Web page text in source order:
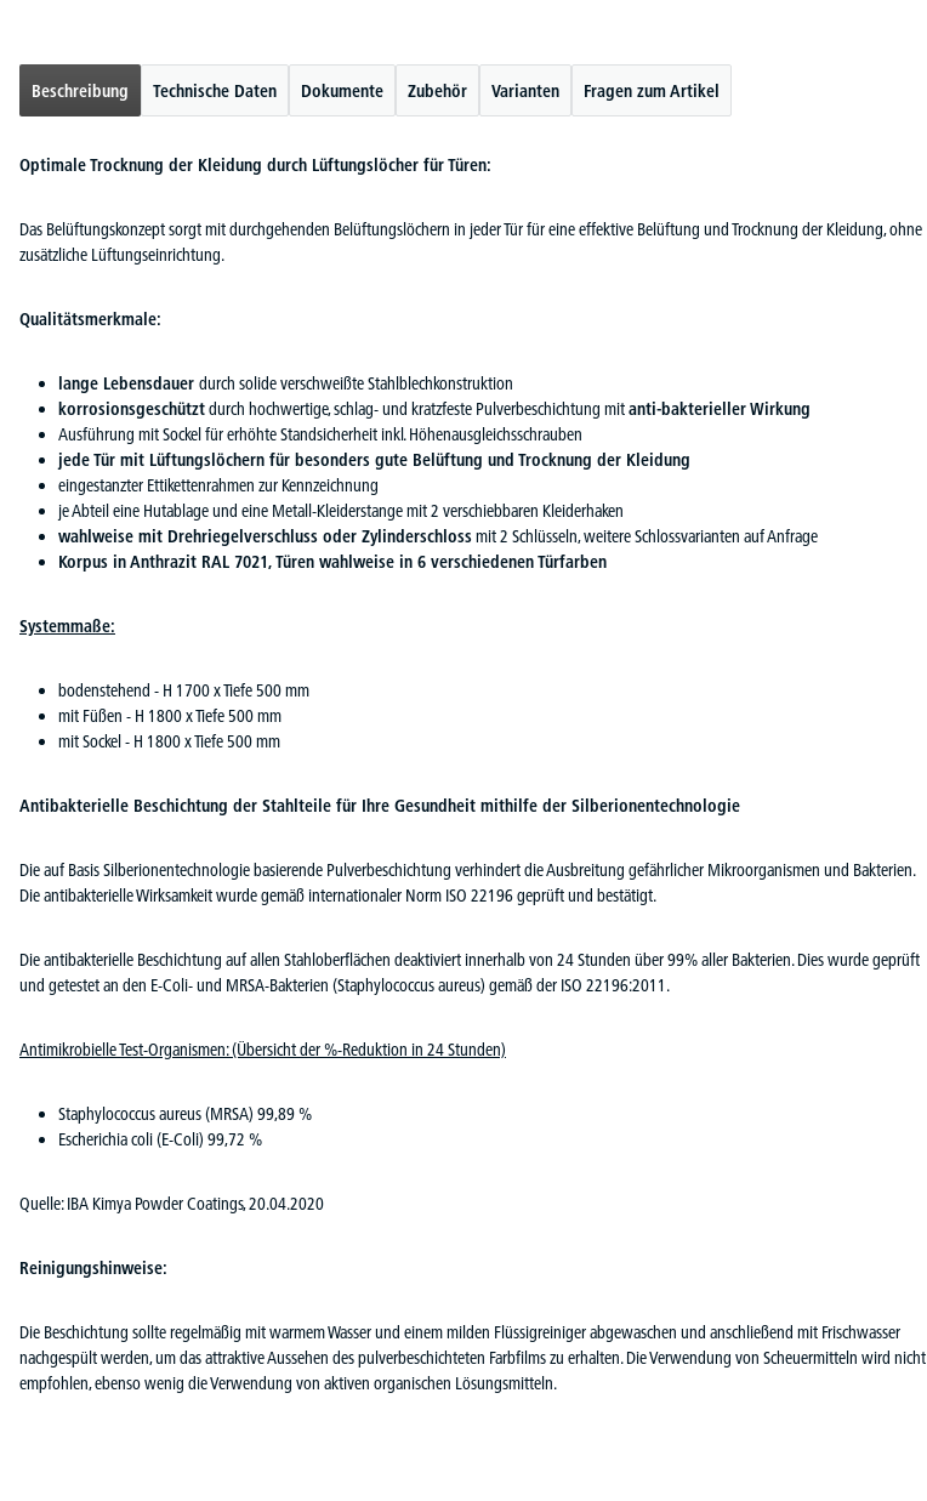
Beschreibung Technische Daten Dokumente Zubehör Varianten Fragen zum Artikel
Optimale Trocknung der Kleidung durch Lüftungslöcher für Türen:
Das Belüftungskonzept sorgt mit durchgehenden Belüftungslöchern in jeder Tür für eine effektive Belüftung und Trocknung der Kleidung, ohne
zusätzliche Lüftungseinrichtung.
Qualitätsmerkmale:
lange Lebensdauer durch solide verschweißte Stahlblechkonstruktion
korrosionsgeschütztdurch hochwertige, schlag- und kratzfeste Pulverbeschichtung mitanti-bakterieller Wirkung
Ausführung mit Sockel für erhöhte Standsicherheit inkl. Höhenausgleichsschrauben
jede Tür mit Lüftungslöchern für besonders gute Belüftung und Trocknung der Kleidung
eingestanzter Ettikettenrahmen zur Kennzeichnung
je Abteil eine Hutablage und eine Metall-Kleiderstange mit 2 verschiebbaren Kleiderhaken
wahlweise mit Drehriegelverschluss oder Zylinderschlossmit 2 Schlüsseln, weitere Schlossvarianten auf Anfrage
Korpus in Anthrazit RAL 7021, Türen wahlweise in 6 verschiedenen Türfarben
Systemmaße:
bodenstehend - H 1700 x Tiefe 500 mm
mit Füßen - H 1800 x Tiefe 500 mm
mit Sockel - H 1800 x Tiefe 500 mm
Antibakterielle Beschichtung der Stahlteile für Ihre Gesundheit mithilfe der Silberionentechnologie
Die auf Basis Silberionentechnologie basierende Pulverbeschichtung verhindert die Ausbreitung gefährlicher Mikroorganismen und Bakterien.
Die antibakterielle Wirksamkeit wurde gemäß internationaler Norm ISO 22196 geprüft und bestätigt.
Die antibakterielle Beschichtung auf allen Stahloberflächen deaktiviert innerhalb von 24 Stunden über 99% aller Bakterien. Dies wurde geprüft
und getestet an den E-Coli- und MRSA-Bakterien (Staphylococcus aureus) gemäß der ISO 22196:2011.
Antimikrobielle Test-Organismen: (Übersicht der %-Reduktion in 24 Stunden)
Staphylococcus aureus (MRSA) 99,89 %
Escherichia coli (E-Coli) 99,72 %
Quelle: IBA Kimya Powder Coatings, 20.04.2020
Reinigungshinweise:
Die Beschichtung sollte regelmäßig mit warmem Wasser und einem milden Flüssigreiniger abgewaschen und anschließend mit Frischwasser
nachgespült werden, um das attraktive Aussehen des pulverbeschichteten Farbfilms zu erhalten. Die Verwendung von Scheuermitteln wird nicht
empfohlen, ebenso wenig die Verwendung von aktiven organischen Lösungsmitteln.